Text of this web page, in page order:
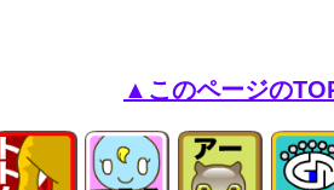
▲このページの